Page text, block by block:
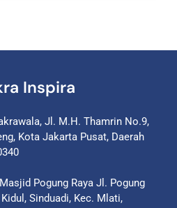
Inspira
Jl. M.H. Thamrin No.9,
Kota Jakarta Pusat, Daerah
Pogung Raya Jl. Pogung
Sinduadi, Kec. Mlati,